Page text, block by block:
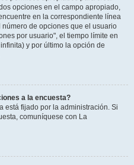
opciones en el campo apropiado,
en la correspondiente línea
de opciones que el usuario
por usuario", el tiempo límite en
y por último la opción de
a la encuesta?
está fijado por la administración. Si
comuníquese con La